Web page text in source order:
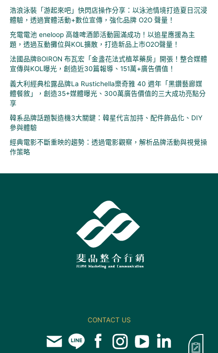
浩浪泳裝「游起來吧」快閃店操作分享：以泳池情境打造夏日沉浸
體驗，透過實體活動+數位宣傳，強化品牌 O2O 聲量！
充電電池 eneloop 高雄啤酒節活動圓滿成功！以追星應援為主
題，透過互動攤位與KOL擴散，打造新品上市O2O聲量！
法國品牌BOIRON 布瓦宏「金盞花法式植萃藥房」開張！整合媒體
宣傳與KOL曝光，創造近30篇報導、151萬+廣告價值！
義大利經典松露品牌La Rustichella樂奇雅 40 週年「黑鑽藝廊媒
體餐敘」，創造35+媒體曝光、300萬廣告價值的三大成功亮點分
享
韓系品牌話題製造機3大關鍵：韓星代言加持、配件飾品化、DIY
參與體驗
經典電影不斷重映的趨勢：透過電影觀察，解析品牌活動與視覺操
作策略
CONTACT US